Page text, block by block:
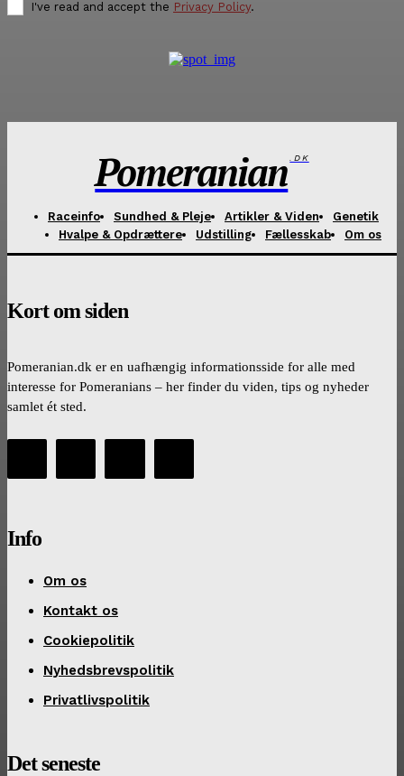
I've read and accept the Privacy Policy.
Pomeranian .DK
Raceinfo Sundhed & Pleje Artikler & Viden
Genetik
Hvalpe & Opdrættere
Udstilling Fællesskab Om os
Kort om siden
Pomeranian.dk er en uafhængig informationsside for alle med
interesse for Pomeranians – her finder du viden, tips og nyheder
samlet ét sted.
Info
Om os
Kontakt os
Cookiepolitik
Nyhedsbrevspolitik
Privatlivspolitik
Det seneste